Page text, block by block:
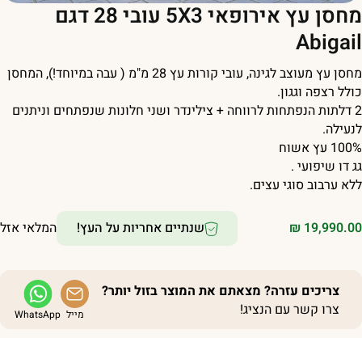
מחסן עץ אירופאי 5X3 עובי 28 דגם
שנתיים אחריות על העץ! ₪
מחסן עץ מעוצב לגינה, עובי קורות עץ 28 מ"מ ( עבה במיוחד!), המחסן
רצפה וגגון.
2 דלתות הנפתחות לרווחה + צילינדר ושני חלונות שנפתחים וניתנים
עץ אשוח
דו שיפועי .
ערבוב סוגי עצים.
המלאי אזל
צריכים עזרה? מצאתם את המוצר בזול יותר?
צרו קשר עם הנציג!
מייל WhatsApp